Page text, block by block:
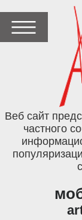
Веб сайт
частного